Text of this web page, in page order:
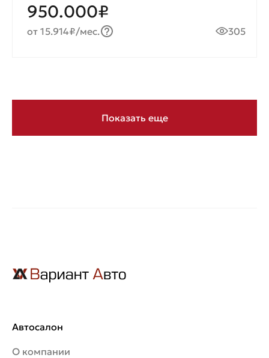
950.000₽
от 15.914₽/мес. 305
Показать еще
Автосалон
О компании